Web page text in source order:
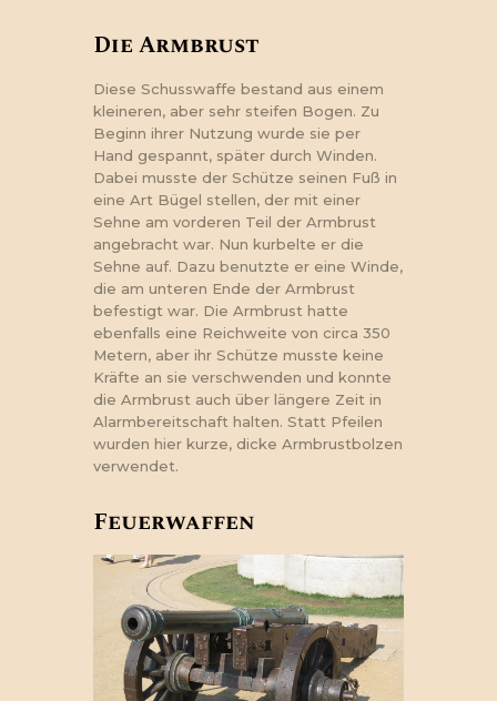
Die Armbrust
Diese Schusswaffe bestand aus einem
kleineren, aber sehr steifen Bogen. Zu
Beginn ihrer Nutzung wurde sie per
Hand gespannt, später durch Winden.
Dabei musste der Schütze seinen Fuß in
eine Art Bügel stellen, der mit einer
Sehne am vorderen Teil der Armbrust
angebracht war. Nun kurbelte er die
Sehne auf. Dazu benutzte er eine Winde,
die am unteren Ende der Armbrust
befestigt war. Die Armbrust hatte
ebenfalls eine Reichweite von circa 350
Metern, aber ihr Schütze musste keine
Kräfte an sie verschwenden und konnte
die Armbrust auch über längere Zeit in
Alarmbereitschaft halten. Statt Pfeilen
wurden hier kurze, dicke Armbrustbolzen
verwendet.
Feuerwaffen